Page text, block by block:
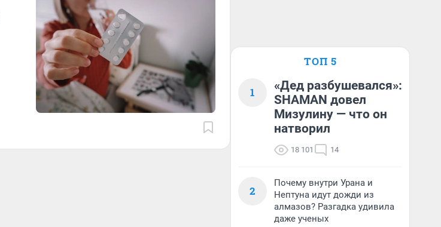
ТОП 5
1
«Дед разбушевался»:
SHAMAN довел
Мизулину — что он
натворил
18 101 14
2
Почему внутри Урана и
Нептуна идут дожди из
алмазов? Разгадка удивила
даже ученых